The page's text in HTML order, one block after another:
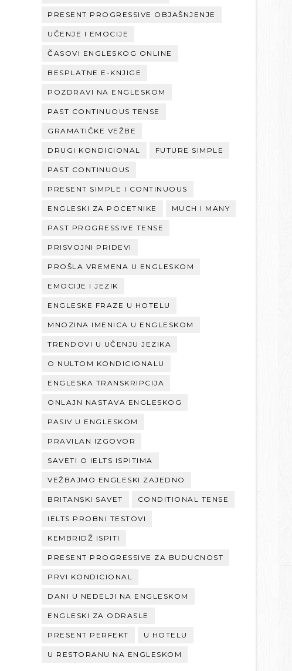
PRESENT PROGRESSIVE OBJAŠNJENJE
UČENJE I EMOCIJE
ČASOVI ENGLESKOG ONLINE
BESPLATNE E-KNJIGE
POZDRAVI NA ENGLESKOM
PAST CONTINUOUS TENSE
GRAMATIČKE VEŽBE
DRUGI KONDICIONAL FUTURE SIMPLE
PAST CONTINUOUS
PRESENT SIMPLE I CONTINUOUS
ENGLESKI ZA POCETNIKE MUCH I MANY
PAST PROGRESSIVE TENSE
PRISVOJNI PRIDEVI
PROŠLA VREMENA U ENGLESKOM
EMOCIJE I JEZIK
ENGLESKE FRAZE U HOTELU
MNOZINA IMENICA U ENGLESKOM
TRENDOVI U UČENJU JEZIKA
O NULTOM KONDICIONALU
ENGLESKA TRANSKRIPCIJA
ONLAJN NASTAVA ENGLESKOG
PASIV U ENGLESKOM
PRAVILAN IZGOVOR
SAVETI O IELTS ISPITIMA
VEŽBAJMO ENGLESKI ZAJEDNO
BRITANSKI SAVET CONDITIONAL TENSE
IELTS PROBNI TESTOVI
KEMBRIDŽ ISPITI
PRESENT PROGRESSIVE ZA BUDUCNOST
PRVI KONDICIONAL
DANI U NEDELJI NA ENGLESKOM
ENGLESKI ZA ODRASLE
PRESENT PERFEKT U HOTELU
U RESTORANU NA ENGLESKOM